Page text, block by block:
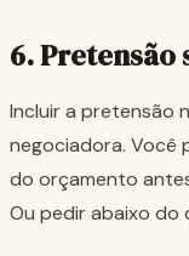
6. Pretensão
Incluir a pretensão
negociadora. Você
do orçamento
Ou pedir abaixo do